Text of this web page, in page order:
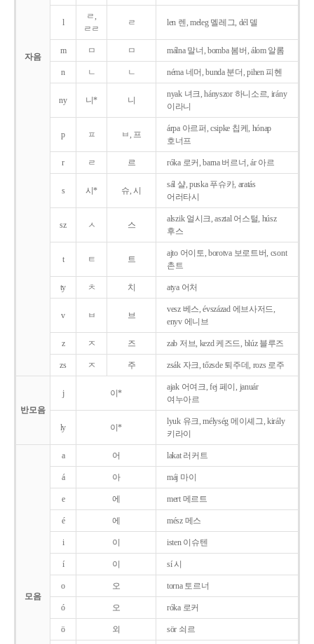
자음
l
ㄹ,
ㄹㄹ
ㄹ len 렌, meleg 멜레그, dél 델
m ㅁ ㅁ málna 말너, bomba 봄버, álom 알롬
n ㄴ ㄴ néma 네머, bunda 분더, pihen 피헨
ny 니* 니
nyak 녀크, hányszor 하니소르, irány
이라니
p ㅍ ㅂ, 프
árpa 아르퍼, csipke 칩케, hónap
호너프
r ㄹ 르 róka 로커, barna 버르너, ár 아르
s 시* 슈, 시
sál 샬, puska 푸슈카, aratás
어러타시
sz ㅅ 스
alszik 얼시크, asztal 어스털, húsz
후스
t ㅌ 트
ajto 어이토, borotva 보로트버, csont
촌트
ty ㅊ 치 atya 어처
v ㅂ 브
vesz 베스, évszázad 에브사저드,
enyv 에니브
z ㅈ 즈 zab 저브, kezd 케즈드, blúz 블루즈
zs ㅈ 주 zsák 자크, tőzsde 퇴주데, rozs 로주
반모음
j 이*
ajak 어여크, fej 페이, január
여누아르
ly 이*
lyuk 유크, mélység 메이셰그, király
키라이
모음
a 어 lakat 러커트
á 아 máj 마이
e 에 mert 메르트
é 에 mész 메스
i 이 isten 이슈텐
í 이 sí 시
o 오 torna 토르너
ó 오 róka 로커
ö 외 sör 쇠르